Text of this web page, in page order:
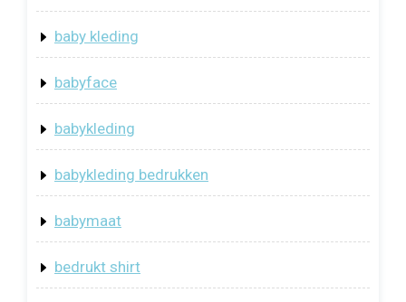
baby kleding
babyface
babykleding
babykleding bedrukken
babymaat
bedrukt shirt